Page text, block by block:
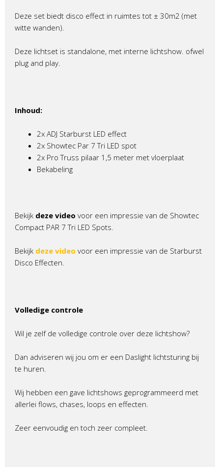
Deze set biedt disco effect in ruimtes tot ± 30m2 (met
witte wanden).
Deze lichtset is standalone, met interne lichtshow. ofwel
plug and play.
Inhoud:
2x ADJ Starburst LED effect
2x Showtec Par 7 Tri LED spot
2x Pro Truss pilaar 1,5 meter met vloerplaat
Bekabeling
Bekijk deze video voor een impressie van de Showtec
Compact PAR 7 Tri LED Spots.
Bekijk deze video voor een impressie van de Starburst
Disco Effecten.
Volledige controle
Wil je zelf de volledige controle over deze lichtshow?
Dan adviseren wij jou om er een Daslight lichtsturing bij
te huren.
Wij hebben een gave lichtshows geprogrammeerd met
allerlei flows, chases, loops en effecten.
Zeer eenvoudig en toch zeer compleet.